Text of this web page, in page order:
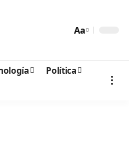
Aa
Política